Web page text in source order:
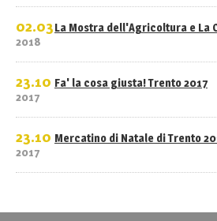
02.03
2018
La Mostra dell'Agricoltura e La
23.10
2017
Fa' la cosa giusta! Trento 2017
23.10
2017
Mercatino di Natale di Trento